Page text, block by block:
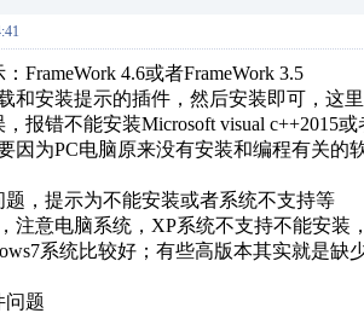
FrameWork 4.6或者FrameWork 3.5
和安装提示的插件，然后安装即可，这
报错不能安装Microsoft visual c++2015或
因为PC电脑原来没有安装和编程有关
，提示为不能安装或者系统不支持等
注意电脑系统，XP系统不支持不能安装
系统比较好；有些高版本其实就是
问题